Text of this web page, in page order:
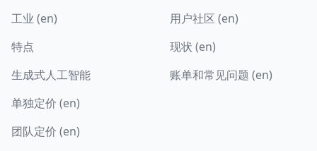
工业 (en)
特点
生成式人工智能
单独定价 (en)
团队定价 (en)
用户社区 (en)
现状 (en)
账单和常见问题 (en)